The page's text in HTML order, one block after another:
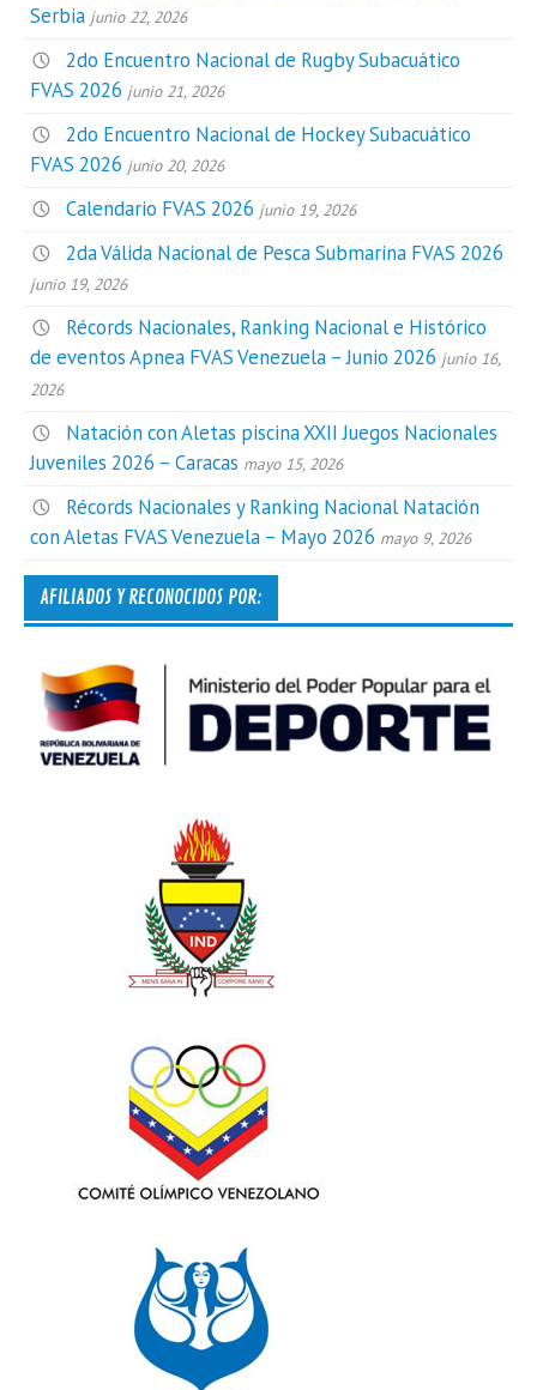
Serbia junio 22, 2026
2do Encuentro Nacional de Rugby Subacuático
FVAS 2026 junio 21, 2026
2do Encuentro Nacional de Hockey Subacuático
FVAS 2026 junio 20, 2026
Calendario FVAS 2026 junio 19, 2026
2da Válida Nacional de Pesca Submarina FVAS 2026
junio 19, 2026
Récords Nacionales, Ranking Nacional e Histórico
de eventos Apnea FVAS Venezuela – Junio 2026 junio 16,
2026
Natación con Aletas piscina XXII Juegos Nacionales
Juveniles 2026 – Caracas mayo 15, 2026
Récords Nacionales y Ranking Nacional Natación
con Aletas FVAS Venezuela – Mayo 2026 mayo 9, 2026
AFILIADOS Y RECONOCIDOS POR: